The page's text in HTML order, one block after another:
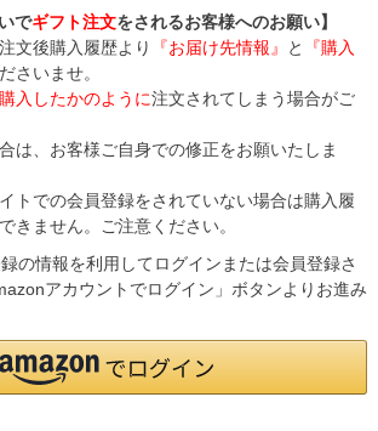
でギフト注文をされるお客様へのお願い】
文後購入履歴より
『お届け先情報』 と
『購入
さいませ。
入したかのように注文されてしまう場合がご
は、お客様ご自身での修正をお願いたしま
トでの会員登録をされていない場合は購入履
きません。ご注意ください。
の情報を利用してログインまたは会員登録さ
アカウントでログイン」ボタンよりお進み